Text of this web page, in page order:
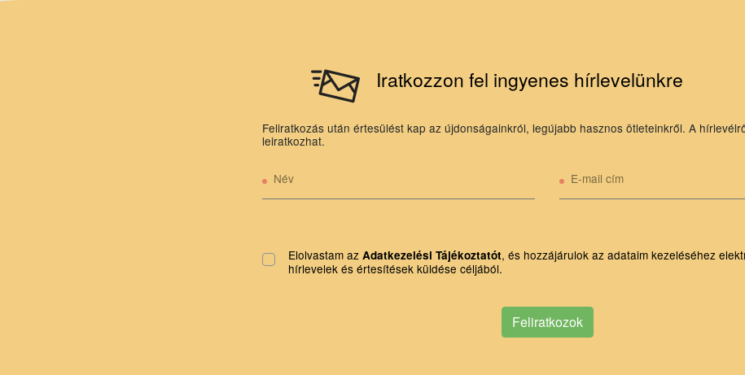
Iratkozzon fel ingyenes hírlevelünkre
Feliratkozás után értesülést kap az újdonságainkról, legújabb hasznos ötleteinkről. A
leiratkozhat.
Név E-mail cím
Elolvastam az Adatkezelési Tájékoztatót, és hozzájárulok az adataim kezeléséhez
hírlevelek és értesítések küldése céljából.
Feliratkozok